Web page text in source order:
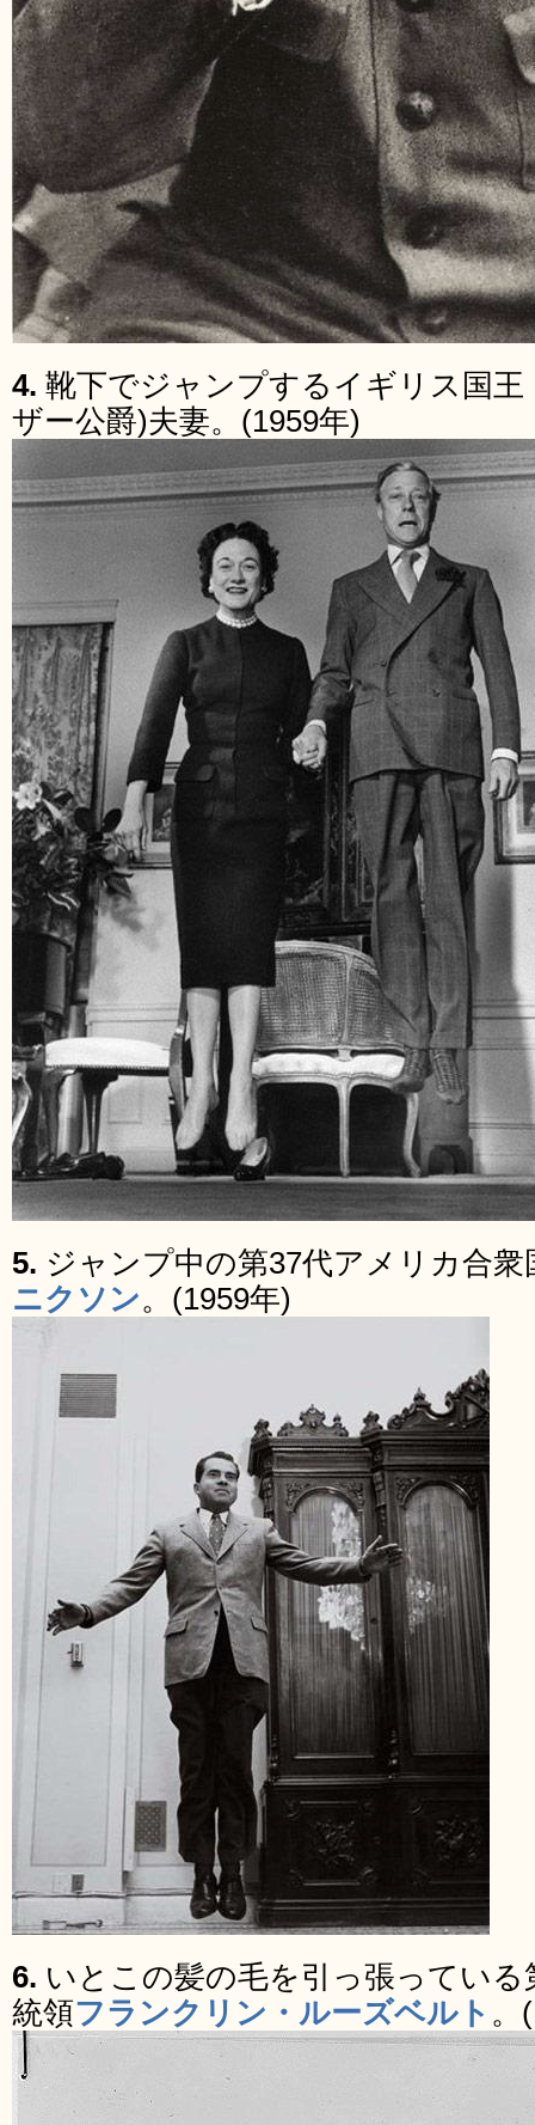
4. 靴下でジャンプするイギリス国
ザー公爵)夫妻。(1959年)
5. ジャンプ中の第37代アメリカ合衆
ニクソン。(1959年)
6. いとこの髪の毛を引っ張ってい
統領フランクリン・ルーズベルト 。